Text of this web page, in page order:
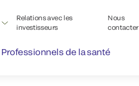
Relations avec les
investisseurs
Nous
contacter
Professionnels de la santé